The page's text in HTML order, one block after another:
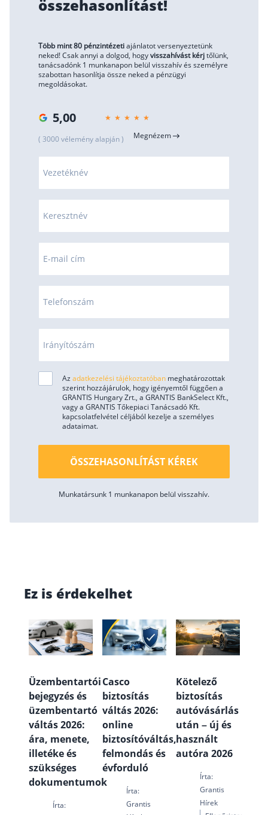
összehasonlítást!
Több mint 80 pénzintézetiajánlatot versenyeztetünk
neked! Csak annyi a dolgod, hogyvisszahívást kérjtőlünk,
tanácsadónk 1 munkanapon belül visszahív és személyre
szabottan hasonlítja össze neked a pénzügyi
megoldásokat.
5,00
( 3000 vélemény alapján ) Megnézem
Vezetéknév
Keresztnév
E-mail cím
Telefonszám
Irányítószám
Az adatkezelési tájékoztatóban meghatározottak
szerint hozzájárulok, hogy igényemtől függően a
GRANTIS Hungary Zrt., a GRANTIS BankSelect Kft.,
vagy a GRANTIS Tőkepiaci Tanácsadó Kft.
kapcsolatfelvétel céljából kezelje a személyes
adataimat.
ÖSSZEHASONLÍTÁST KÉREK
Munkatársunk 1 munkanapon belül visszahív.
Ez is érdekelhet
Üzembentartói
bejegyzés és
üzembentartó
váltás 2026:
ára, menete,
illetéke és
szükséges
dokumentumok
Írta:
Casco
biztosítás
váltás 2026:
online
biztosítóváltás,
felmondás és
évforduló
Írta:
Grantis
Kötelező
biztosítás
autóvásárlás
után – új és
használt
autóra 2026
Írta:
Grantis
Hírek